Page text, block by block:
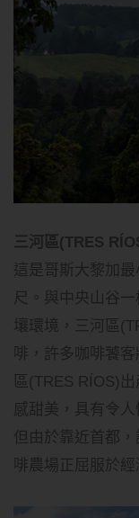
三河區(TRES
這是哥斯大黎加
尺。與中央山谷
壤環境，三河區
啡，許多咖啡饕
區(TRES RÍOS)
感甜美，具有令
但由於靠近首都
啡農場正屈服於經